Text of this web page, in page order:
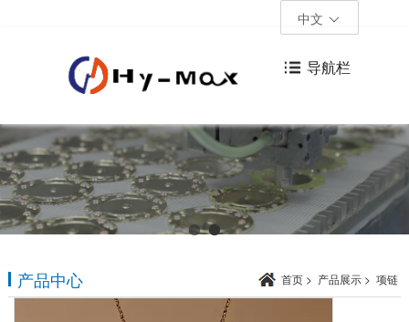
中文
导航栏
产品中心 首页 > 产品展示 > 项链